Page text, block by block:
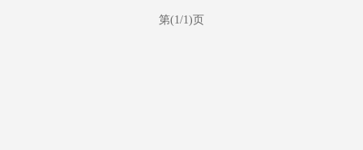
第(1/1)页